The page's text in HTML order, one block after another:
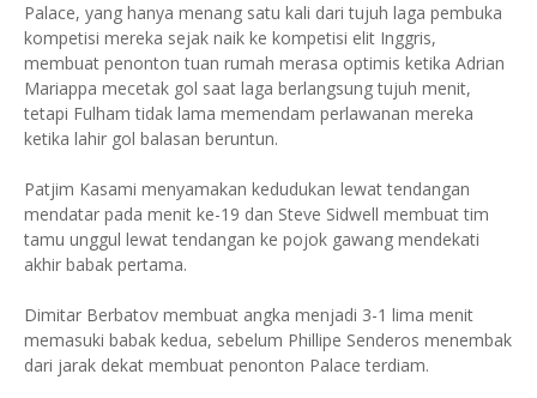
Palace, yang hanya menang satu kali dari tujuh laga pembuka
kompetisi mereka sejak naik ke kompetisi elit Inggris,
membuat penonton tuan rumah merasa optimis ketika Adrian
Mariappa mecetak gol saat laga berlangsung tujuh menit,
tetapi Fulham tidak lama memendam perlawanan mereka
ketika lahir gol balasan beruntun.
Patjim Kasami menyamakan kedudukan lewat tendangan
mendatar pada menit ke-19 dan Steve Sidwell membuat tim
tamu unggul lewat tendangan ke pojok gawang mendekati
akhir babak pertama.
Dimitar Berbatov membuat angka menjadi 3-1 lima menit
memasuki babak kedua, sebelum Phillipe Senderos menembak
dari jarak dekat membuat penonton Palace terdiam.